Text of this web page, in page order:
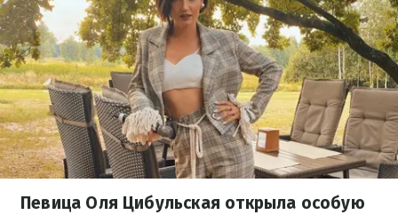
Певица Оля Цибульская открыла особую